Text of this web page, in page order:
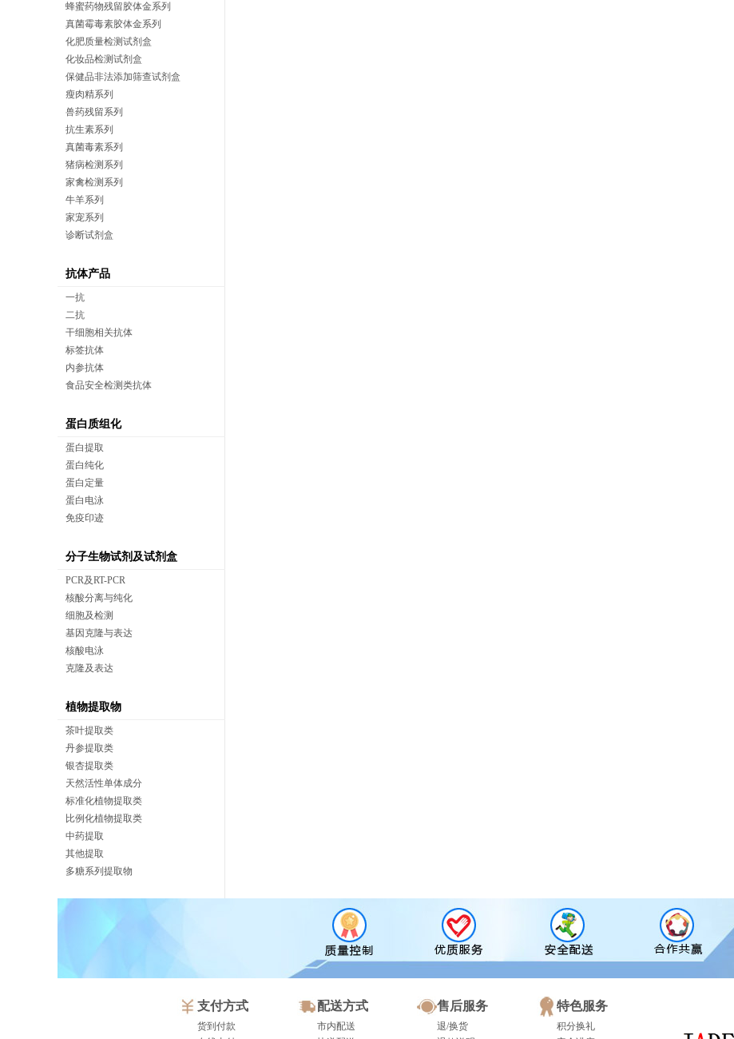
蜂蜜药物残留胶体金系列
真菌霉毒素胶体金系列
化肥质量检测试剂盒
化妆品检测试剂盒
保健品非法添加筛查试剂盒
瘦肉精系列
兽药残留系列
抗生素系列
真菌毒素系列
猪病检测系列
家禽检测系列
牛羊系列
家宠系列
诊断试剂盒
抗体产品
一抗
二抗
干细胞相关抗体
标签抗体
内参抗体
食品安全检测类抗体
蛋白质组化
蛋白提取
蛋白纯化
蛋白定量
蛋白电泳
免疫印迹
分子生物试剂及试剂盒
PCR及RT-PCR
核酸分离与纯化
细胞及检测
基因克隆与表达
核酸电泳
克隆及表达
植物提取物
茶叶提取类
丹参提取类
银杏提取类
天然活性单体成分
标准化植物提取类
比例化植物提取类
中药提取
其他提取
多糖系列提取物
支付方式
货到付款
配送方式
市内配送
售后服务
退/换货
特色服务
积分换礼